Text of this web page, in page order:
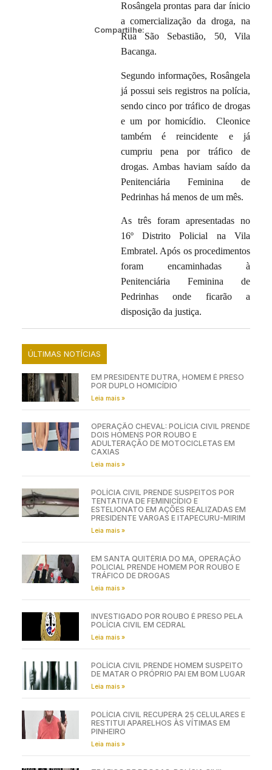
Compartilhe:
Rosângela prontas para dar ínicio
a comercialização da droga, na
Rua São Sebastião, 50, Vila
Bacanga.
Segundo informações, Rosângela
já possui seis registros na polícia,
sendo cinco por tráfico de drogas
e um por homicídio. Cleonice
também é reincidente e já
cumpriu pena por tráfico de
drogas. Ambas haviam saído da
Penitenciária Feminina de
Pedrinhas há menos de um mês.
As três foram apresentadas no
16º Distrito Policial na Vila
Embratel. Após os procedimentos
foram encaminhadas à
Penitenciária Feminina de
Pedrinhas onde ficarão a
disposição da justiça.
ÚLTIMAS NOTÍCIAS
EM PRESIDENTE DUTRA, HOMEM É PRESO
POR DUPLO HOMICÍDIO
Leia mais »
OPERAÇÃO CHEVAL: POLÍCIA CIVIL PRENDE
DOIS HOMENS POR ROUBO E
ADULTERAÇÃO DE MOTOCICLETAS EM
CAXIAS
Leia mais »
POLÍCIA CIVIL PRENDE SUSPEITOS POR
TENTATIVA DE FEMINICÍDIO E
ESTELIONATO EM AÇÕES REALIZADAS EM
PRESIDENTE VARGAS E ITAPECURU-MIRIM
Leia mais »
EM SANTA QUITÉRIA DO MA, OPERAÇÃO
POLICIAL PRENDE HOMEM POR ROUBO E
TRÁFICO DE DROGAS
Leia mais »
INVESTIGADO POR ROUBO É PRESO PELA
POLÍCIA CIVIL EM CEDRAL
Leia mais »
POLÍCIA CIVIL PRENDE HOMEM SUSPEITO
DE MATAR O PRÓPRIO PAI EM BOM LUGAR
Leia mais »
POLÍCIA CIVIL RECUPERA 25 CELULARES E
RESTITUI APARELHOS ÀS VÍTIMAS EM
PINHEIRO
Leia mais »